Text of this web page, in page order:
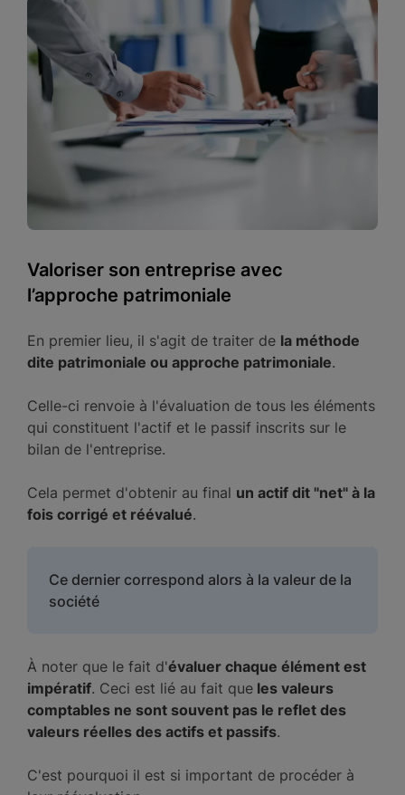
Valoriser son entreprise avec
l’approche patrimoniale
En premier lieu, il s'agit de traiter de la méthode
dite patrimoniale ou approche patrimoniale.
Celle-ci renvoie à l'évaluation de tous les éléments
qui constituent l'actif et le passif inscrits sur le
bilan de l'entreprise.
Cela permet d'obtenir au final un actif dit "net" à la
fois corrigé et réévalué.
Ce dernier correspond alors à la valeur de la
société
À noter que le fait d'évaluer chaque élément est
impératif. Ceci est lié au fait que les valeurs
comptables ne sont souvent pas le reflet des
valeurs réelles des actifs et passifs.
C'est pourquoi il est si important de procéder à